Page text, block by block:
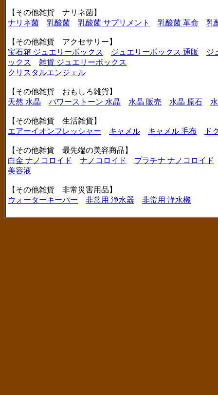
【その他雑貨 ナリネ菌】
ナリネ菌
乳酸菌 乳酸菌 サプリメント 乳酸菌 革命 乳
【その他雑貨 アクセサリー】
宝石箱 ジュエリーボックス
ジュエリーボックス 通販
ジ
ックス
雑貨 ジュエリーボックス
クリスタルエンジェル
【その他雑貨 おもしろ雑貨】
天然 水晶
パワーストーン 水晶 水晶 販売 水晶 原石
【その他雑貨 生活雑貨】
エアーイオンフレッシャー
キャメル キャメル 毛布 ド
【その他雑貨 最先端の美容商品】
白金 ナノコロイド
ナノコロイド
プラチナ ナノコロイド
美容液
【その他雑貨 非常災害用品】
ウォーターキーパー
非常用 浄水器 非常用 浄水機